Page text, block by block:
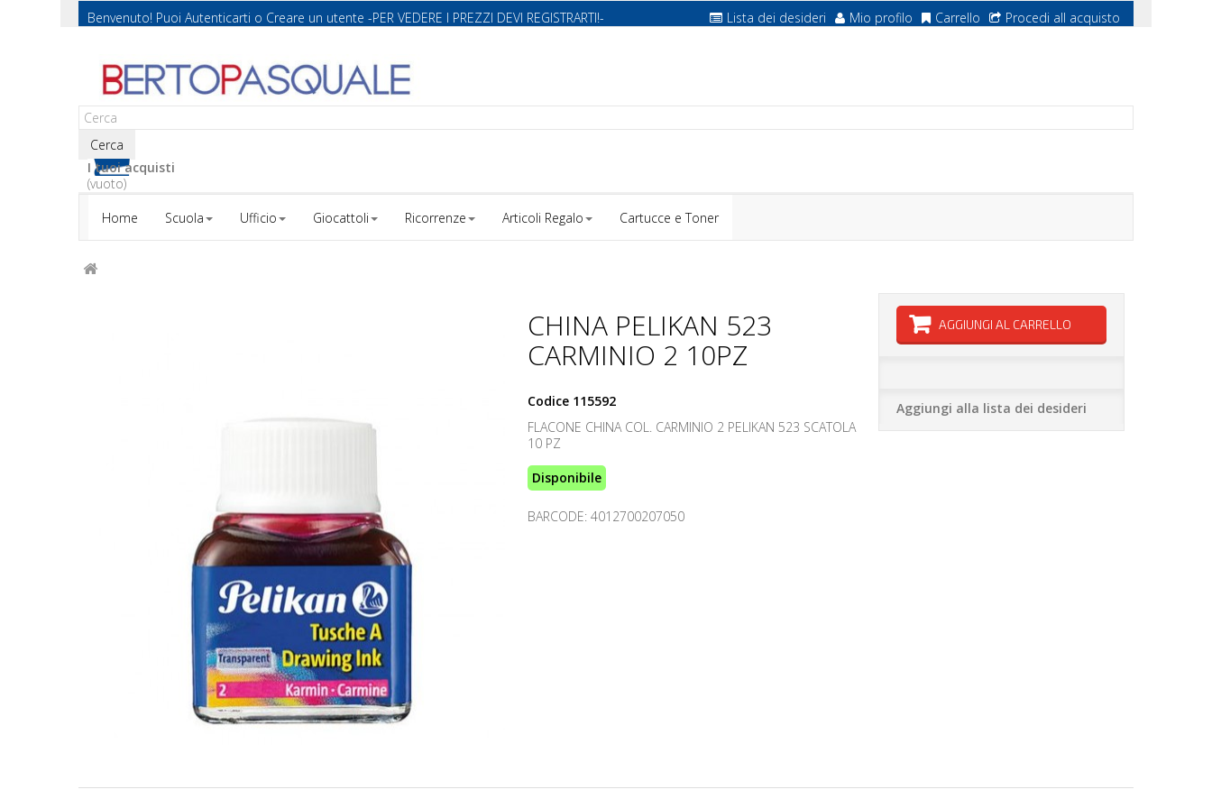
Benvenuto! Puoi Autenticarti o Creare un utente -PER VEDERE I PREZZI DEVI REGISTRARTI!- Lista dei desideri Mio profilo Carrello Procedi all acquisto
Cerca
I tuoi acquisti
(vuoto)
Home
Scuola Ufficio Giocattoli Ricorrenze Articoli Regalo Cartucce e Toner
CHINA PELIKAN 523
CARMINIO 2 10PZ
Codice 115592
FLACONE CHINA COL. CARMINIO 2 PELIKAN 523 SCATOLA
10 PZ
Disponibile
BARCODE: 4012700207050
AGGIUNGI AL CARRELLO
Aggiungi alla lista dei desideri